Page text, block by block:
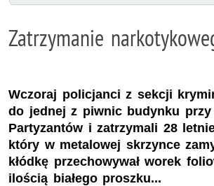
Zatrzymanie
Wczoraj policjanci z sekcji
do jednej z piwnic budynku
Partyzantów i zatrzymali 28
który w metalowej skrzynce
kłódkę przechowywał worek
ilością białego proszku...